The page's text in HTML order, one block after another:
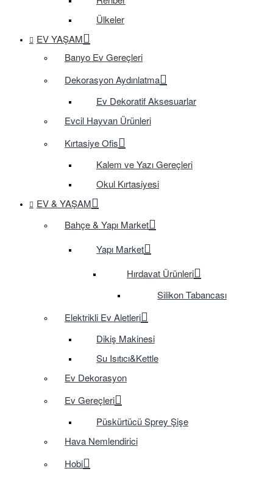
Ülkeler
EV YAŞAM
Banyo Ev Gereçleri
Dekorasyon Aydınlatma
Ev Dekoratif Aksesuarlar
Evcil Hayvan Ürünleri
Kırtasiye Ofis
Kalem ve Yazı Gereçleri
Okul Kırtasiyesi
EV & YAŞAM
Bahçe & Yapı Market
Yapı Market
Hırdavat Ürünleri
Silikon Tabancası
Elektrikli Ev Aletleri
Dikiş Makinesi
Su Isıtıcı&Kettle
Ev Dekorasyon
Ev Gereçleri
Püskürtücü Sprey Şişe
Hava Nemlendirici
Hobi